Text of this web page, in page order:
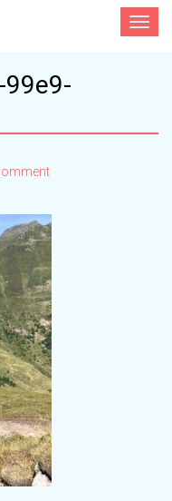
Toggle